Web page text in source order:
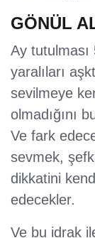
GÖNÜL
Ay tutulması
yaralıları
sevilmeye
olmadığını
Ve fark
sevmek,
dikkatini
edecekler.
Ve bu idrak